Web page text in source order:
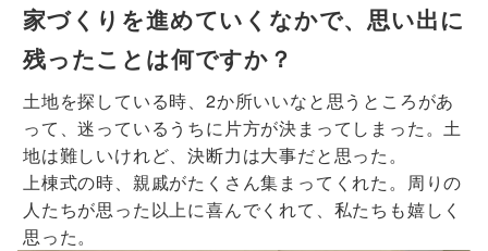
家づくりを進めていくなかで、思い出に
残ったことは何ですか？
土地を探している時、2か所いいなと思うところがあ
って、迷っているうちに片方が決まってしまった。土
地は難しいけれど、決断力は大事だと思った。
上棟式の時、親戚がたくさん集まってくれた。周りの
人たちが思った以上に喜んでくれて、私たちも嬉しく
思った。